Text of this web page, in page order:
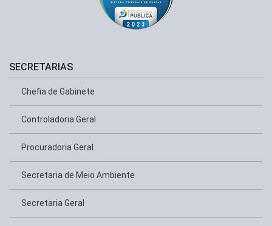
SECRETARIAS
Chefia de Gabinete
Controladoria Geral
Procuradoria Geral
Secretaria de Meio Ambiente
Secretaria Geral